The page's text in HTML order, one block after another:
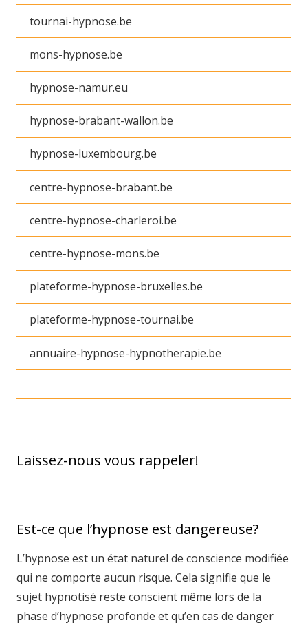
tournai-hypnose.be
mons-hypnose.be
hypnose-namur.eu
hypnose-brabant-wallon.be
hypnose-luxembourg.be
centre-hypnose-brabant.be
centre-hypnose-charleroi.be
centre-hypnose-mons.be
plateforme-hypnose-bruxelles.be
plateforme-hypnose-tournai.be
annuaire-hypnose-hypnotherapie.be
Laissez-nous vous rappeler!
Est-ce que l’hypnose est dangereuse?
L’hypnose est un état naturel de conscience modifiée
qui ne comporte aucun risque. Cela signifie que le
sujet hypnotisé reste conscient même lors de la
phase d’hypnose profonde et qu’en cas de danger